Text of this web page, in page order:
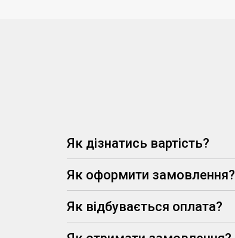
Як дізнатись вартість?
Як оформити замовлення?
Як відбувається оплата?